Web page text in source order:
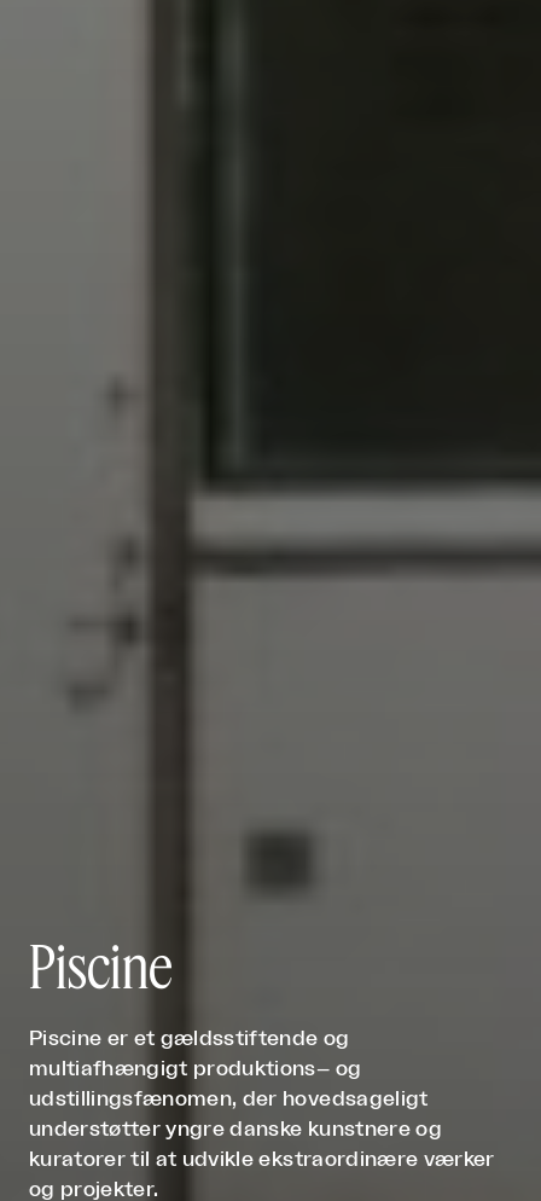
Piscine
Piscine er et gældsstiftende og
multiafhængigt produktions– og
udstillingsfænomen, der hovedsageligt
understøtter yngre danske kunstnere og
kuratorer til at udvikle ekstraordinære værker
og projekter.